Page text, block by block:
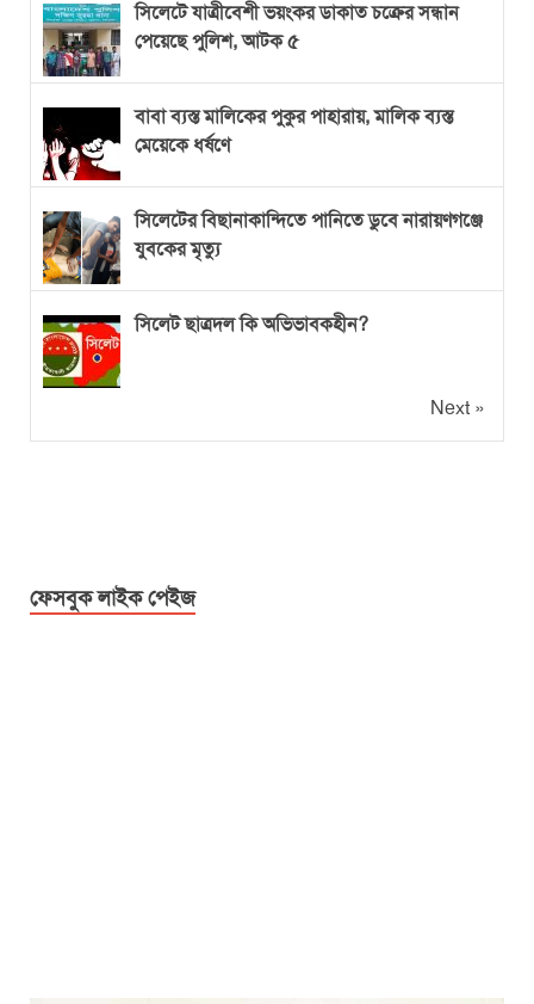
সিলেটে যাত্রীবেশী ভয়ংকর ডাকাত চক্রের সন্ধান
পেয়েছে পুলিশ, আটক ৫
বাবা ব্যস্ত মালিকের পুকুর পাহারায়, মালিক ব্যস্ত
মেয়েকে ধর্ষণে
সিলেটের বিছানাকান্দিতে পানিতে ডুবে নারায়ণগঞ্জে
যুবকের মৃত্যু
সিলেট ছাত্রদল কি অভিভাবকহীন?
Next »
ফেসবুক লাইক পেইজ